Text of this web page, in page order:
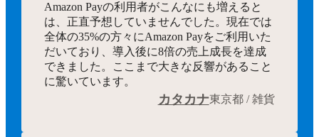
Amazon Payの利用者がこんなにも増えると
は、正直予想していませんでした。現在では
全体の35%の方々にAmazon Payをご利用いた
だいており、導入後に8倍の売上成長を達成
できました。ここまで大きな反響があること
に驚いています。
カタカナ東京都 / 雑貨